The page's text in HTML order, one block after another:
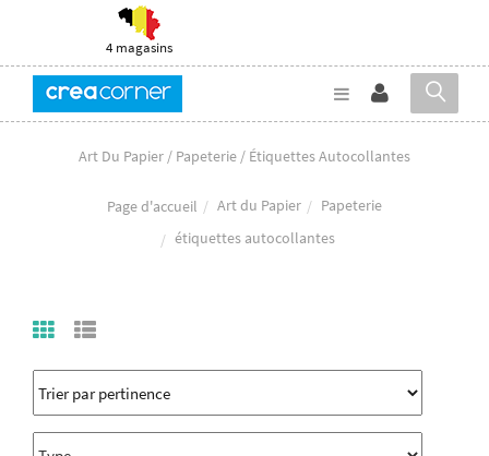
4 magasins
Art Du Papier / Papeterie / Étiquettes Autocollantes
Page d'accueil Art du Papier
Papeterie
étiquettes autocollantes